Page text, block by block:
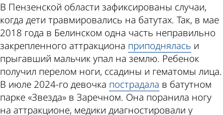
В Пензенской области зафиксированы случаи,
когда дети травмировались на батутах. Так, в мае
2018 года в Белинском одна часть неправильно
закрепленного аттракциона приподнялась и
прыгавший мальчик упал на землю. Ребенок
получил перелом ноги, ссадины и гематомы лица.
В июле 2024-го девочка пострадала в батутном
парке «Звезда» в Заречном. Она поранила ногу
на аттракционе, медики диагностировали у